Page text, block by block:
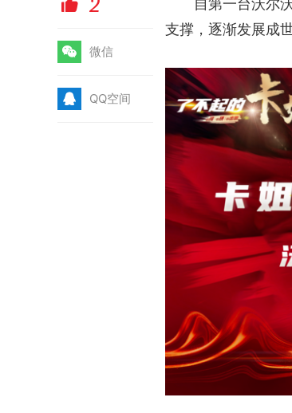
赞
微 微信
Q QQ空间
自第一台沃尔
支撑，逐渐发展成